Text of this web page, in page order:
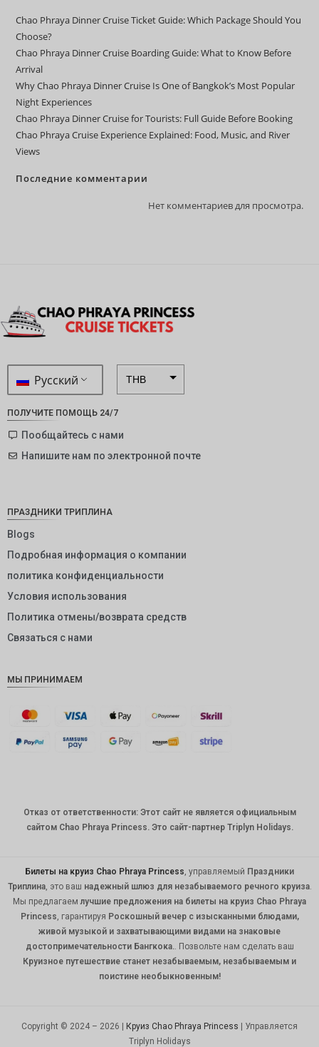
Chao Phraya Dinner Cruise Ticket Guide: Which Package Should You
Choose?
Chao Phraya Dinner Cruise Boarding Guide: What to Know Before
Arrival
Why Chao Phraya Dinner Cruise Is One of Bangkok’s Most Popular
Night Experiences
Chao Phraya Dinner Cruise for Tourists: Full Guide Before Booking
Chao Phraya Cruise Experience Explained: Food, Music, and River
Views
Последние комментарии
Нет комментариев для просмотра.
Русский THB
NZD
INR
AUD
KRW
MYR
HKD
SGD
USD
ПОЛУЧИТЕ ПОМОЩЬ 24/7
Пообщайтесь с нами
Напишите нам по электронной почте
ПРАЗДНИКИ ТРИПЛИНА
Blogs
Подробная информация о компании
политика конфиденциальности
Условия использования
Политика отмены/возврата средств
Связаться с нами
МЫ ПРИНИМАЕМ
Отказ от ответственности: Этот сайт не является официальным
сайтом Chao Phraya Princess. Это сайт-партнер Triplyn Holidays.
Билеты на круиз Chao Phraya Princess , управляемый Праздники
Триплина, это ваш надежный шлюз для незабываемого речного круиза.
Мы предлагаем лучшие предложения на билеты на круиз Chao Phraya
Princess , гарантируя Роскошный вечер с изысканными блюдами,
живой музыкой и захватывающими видами на знаковые
достопримечательности Бангкока. . Позвольте нам сделать ваш
Круизное путешествие станет незабываемым, незабываемым и
поистине необыкновенным!
Copyright © 2024 – 2026 | Круиз Chao Phraya Princess | Управляется
Triplyn Holidays